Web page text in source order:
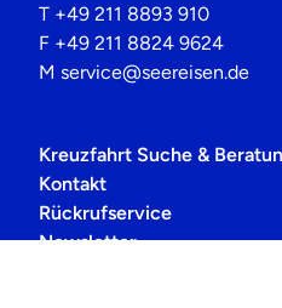
T +49 211 8893 910
F +49 211 8824 9624
M service@seereisen.de
Kreuzfahrt Suche &
Kontakt
Rückrufservice
Newsletter